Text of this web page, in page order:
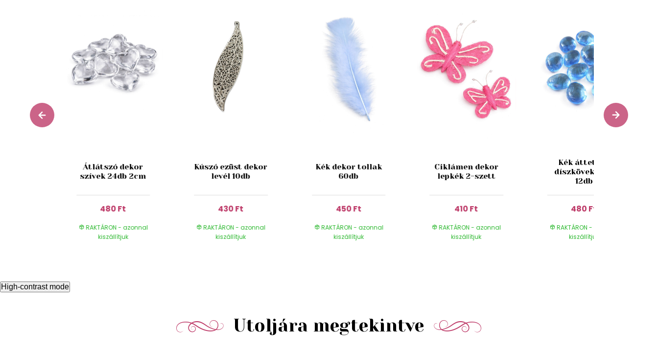
Átlátszó dekor
szívek 24db 2cm
480 Ft
RAKTÁRON - azonnal
kiszállítjuk
Kúszó ezüst dekor
levél 10db
430 Ft
RAKTÁRON - azonnal
kiszállítjuk
Kék dekor tollak
60db
450 Ft
RAKTÁRON - azonnal
kiszállítjuk
Ciklámen dekor
lepkék 2-szett
410 Ft
RAKTÁRON - azonnal
kiszállítjuk
Kék áttetsző
díszkövek 3cm
12db
480 Ft
RAKTÁRON - azonnal
kiszállítjuk
High-contrast mode
Utoljára megtekintve